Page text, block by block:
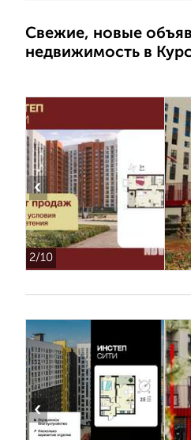
Свежие, новые
недвижимость в
2/10
‹
‹